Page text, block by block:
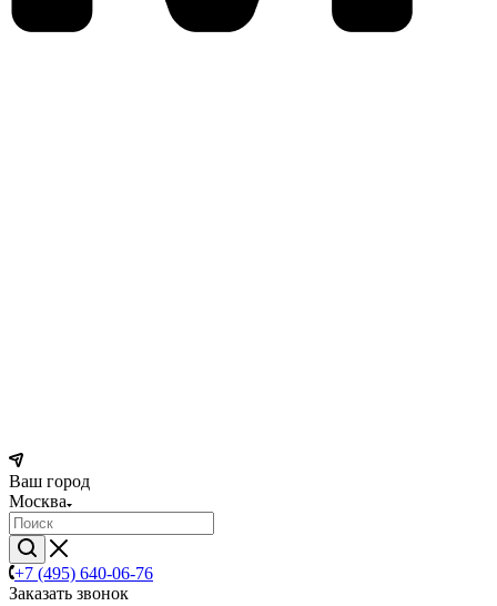
Ваш город
Москва
+7 (495) 640-06-76
Заказать звонок